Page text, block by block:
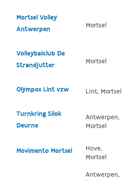
Mortsel Volley
Antwerpen
Mortsel
Volleybalclub De
Strandjutter
Mortsel
Olympos Lint vzw Lint, Mortsel
Turnkring Silok
Deurne
Antwerpen,
Mortsel
Movimento Mortsel
Hove,
Mortsel
Antwerpen,